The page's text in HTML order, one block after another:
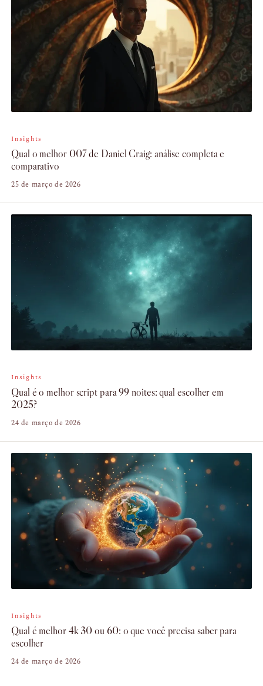
Insights
Qual o melhor 007 de Daniel Craig: análise completa e
comparativo
25 de março de 2026
Insights
Qual é o melhor script para 99 noites: qual escolher em
2025?
24 de março de 2026
Insights
Qual é melhor 4k 30 ou 60: o que você precisa saber para
escolher
24 de março de 2026